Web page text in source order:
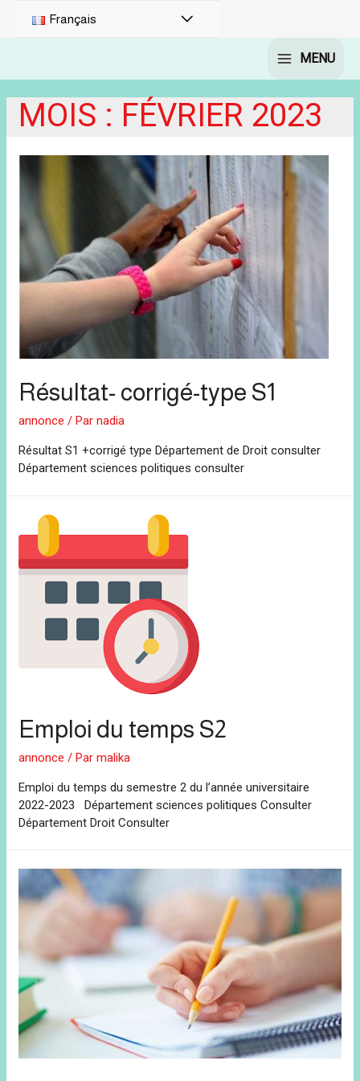
Français PERMUTATEUR
MENU
MENU
MOIS : FÉVRIER 2023
Résultat- corrigé-type S1
annonce / Parnadia
Résultat S1 +corrigé type Département de Droit consulter
Département sciences politiques consulter
Emploi du temps S2
annonce / Parmalika
Emploi du temps du semestre 2 du l’année universitaire
2022-2023 Département sciences politiques Consulter
Département Droit Consulter